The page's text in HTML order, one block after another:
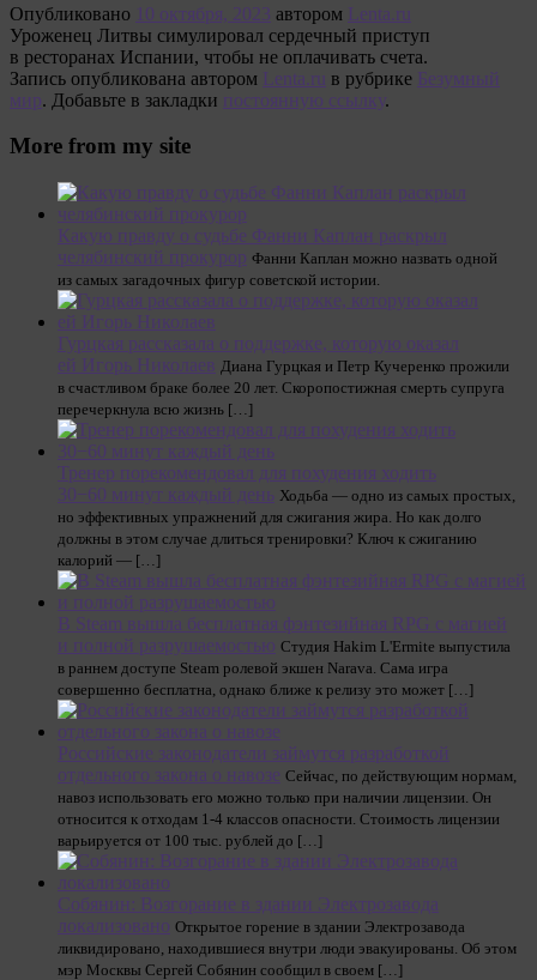
Опубликовано 10 октября, 2023 автором Lenta.ru
Уроженец Литвы симулировал сердечный приступ
в ресторанах Испании, чтобы не оплачивать счета.
Запись опубликована автором Lenta.ru в рубрике Безумный
мир. Добавьте в закладки постоянную ссылку.
More from my site
Какую правду о судьбе Фанни Каплан раскрыл
челябинский прокурор Фанни Каплан можно назвать одной
из самых загадочных фигур советской истории.
Гурцкая рассказала о поддержке, которую оказал
ей Игорь Николаев Диана Гурцкая и Петр Кучеренко прожили
в счастливом браке более 20 лет. Скоропостижная смерть супруга
перечеркнула всю жизнь […]
Тренер порекомендовал для похудения ходить
30−60 минут каждый день Ходьба — одно из самых простых,
но эффективных упражнений для сжигания жира. Но как долго
должны в этом случае длиться тренировки? Ключ к сжиганию
калорий — […]
В Steam вышла бесплатная фэнтезийная RPG с магией
и полной разрушаемостью Студия Hakim L'Ermite выпустила
в раннем доступе Steam ролевой экшен Narava. Сама игра
совершенно бесплатна, однако ближе к релизу это может […]
Российские законодатели займутся разработкой
отдельного закона о навозе Сейчас, по действующим нормам,
навоз использовать его можно только при наличии лицензии. Он
относится к отходам 1-4 классов опасности. Стоимость лицензии
варьируется от 100 тыс. рублей до […]
Собянин: Возгорание в здании Электрозавода
локализовано Открытое горение в здании Электрозавода
ликвидировано, находившиеся внутри люди эвакуированы. Об этом
мэр Москвы Сергей Собянин сообщил в своем […]